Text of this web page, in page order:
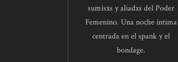
sumisxs y aliadxs del Poder
Femenino. Una noche íntima
centrada en el spank y el
bondage.